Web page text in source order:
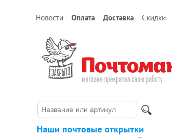
Новости Оплата Доставка Скидки
Наши почтовые открытки